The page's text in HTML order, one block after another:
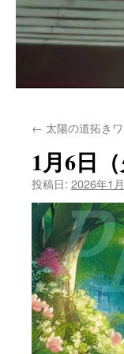
ン
テ
ン
へ
ス
キ
ッ
← 太陽の道拓き
1月6日
投稿日: 2026年1